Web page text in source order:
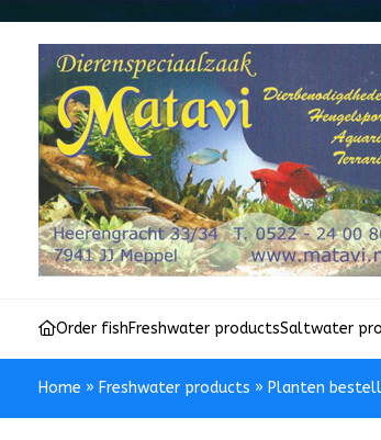
Order fishFreshwater productsSaltwater
Home » Freshwater products » Planten